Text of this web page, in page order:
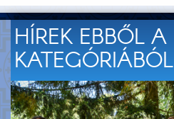
HÍREK EBBŐL A
KATEGÓRIÁBÓL